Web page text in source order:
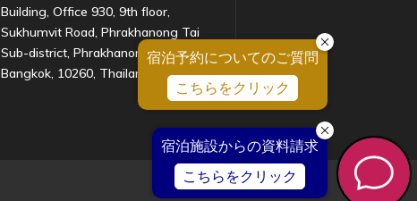
Building, Office 930, 9th floor,
Sukhumvit Road, Phrakhanong Tai
Sub-district, Phrakhanong District,
Bangkok, 10260, Thailand.